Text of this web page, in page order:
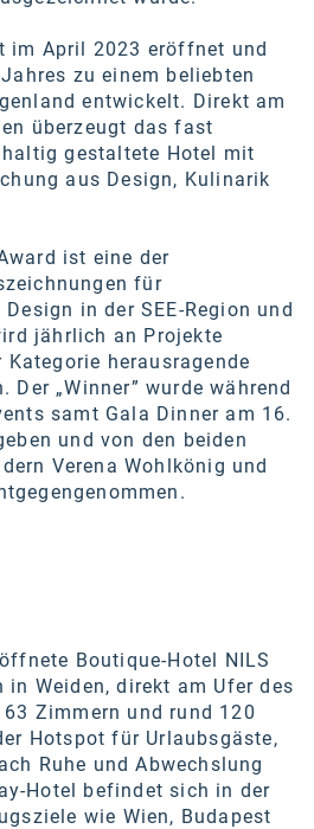
im April 2023 eröffnet und
zu einem beliebten
entwickelt. Direkt am
überzeugt das fast
gestaltete Hotel mit
aus Design, Kulinarik
ist eine der
für
in der SEE-Region und
jährlich an Projekte
herausragende
Der „Winner” wurde während
samt Gala Dinner am 16.
und von den beiden
Verena Wohlkönig und
.
Boutique-Hotel NILS
in Weiden, direkt am Ufer des
Zimmern und rund 120
Hotspot für Urlaubsgäste,
Ruhe und Abwechslung
Hotel befindet sich in der
wie Wien, Budapest